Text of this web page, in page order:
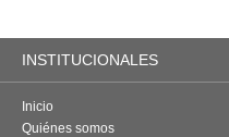
INSTITUCIONALES
Inicio
Quiénes somos